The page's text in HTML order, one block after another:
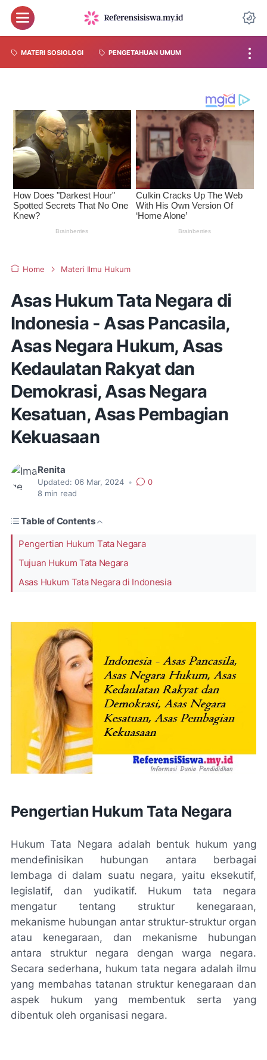
MATERI SOSIOLOGI PENGETAHUAN UMUM
Home Materi Ilmu Hukum
Asas Hukum Tata Negara di
Indonesia - Asas Pancasila,
Asas Negara Hukum, Asas
Kedaulatan Rakyat dan
Demokrasi, Asas Negara
Kesatuan, Asas Pembagian
Kekuasaan
Renita
Updated: 06 Mar, 2024 •
0
8 min read
Table of Contents
Pengertian Hukum Tata Negara
Tujuan Hukum Tata Negara
Asas Hukum Tata Negara di Indonesia
Pengertian Hukum Tata Negara
Hukum Tata Negara adalah bentuk hukum yang
mendefinisikan hubungan antara berbagai
lembaga di dalam suatu negara, yaitu eksekutif,
legislatif, dan yudikatif. Hukum tata negara
mengatur tentang struktur kenegaraan,
mekanisme hubungan antar struktur-struktur organ
atau kenegaraan, dan mekanisme hubungan
antara struktur negara dengan warga negara.
Secara sederhana, hukum tata negara adalah ilmu
yang membahas tatanan struktur kenegaraan dan
aspek hukum yang membentuk serta yang
dibentuk oleh organisasi negara.